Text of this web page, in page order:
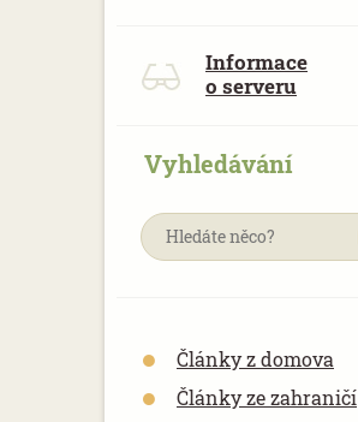
Informace
o serveru
Vyhledávání
Články z domova
Články ze zahraničí